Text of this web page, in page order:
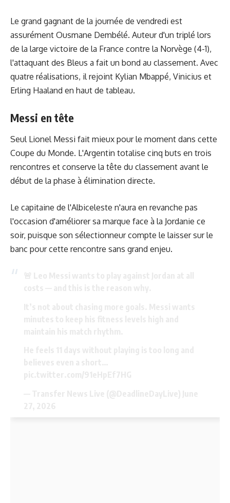
Le grand gagnant de la journée de vendredi est
assurément Ousmane Dembélé. Auteur d'un triplé lors
de la large victoire de la France contre la Norvège (4-1),
l'attaquant des Bleus a fait un bond au classement. Avec
quatre réalisations, il rejoint Kylian Mbappé, Vinicius et
Erling Haaland en haut de tableau.
Messi en tête
Seul Lionel Messi fait mieux pour le moment dans cette
Coupe du Monde. L'Argentin totalise cinq buts en trois
rencontres et conserve la tête du classement avant le
début de la phase à élimination directe.
Le capitaine de l'Albiceleste n'aura en revanche pas
l'occasion d'améliorer sa marque face à la Jordanie ce
soir, puisque son sélectionneur compte le laisser sur le
banc pour cette rencontre sans grand enjeu.